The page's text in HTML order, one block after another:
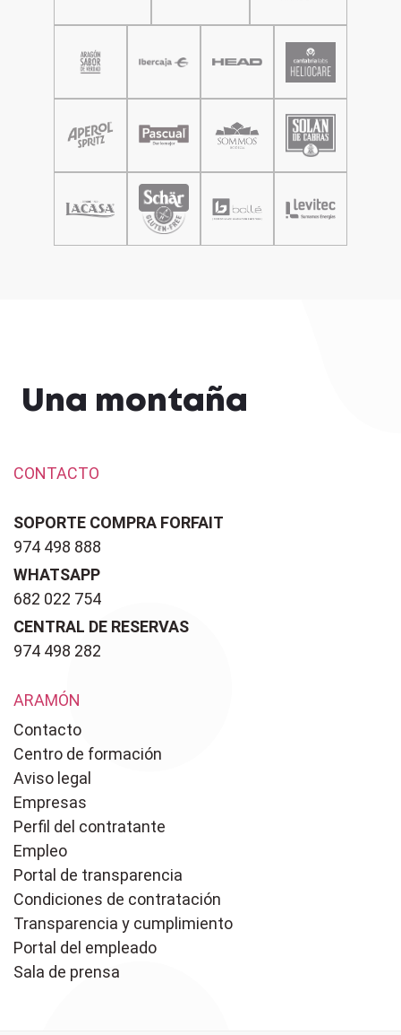
Una montaña
CONTACTO
SOPORTE COMPRA FORFAIT
974 498 888
WHATSAPP
682 022 754
CENTRAL DE RESERVAS
974 498 282
ARAMÓN
Contacto
Centro de formación
Aviso legal
Empresas
Perfil del contratante
Empleo
Portal de transparencia
Condiciones de contratación
Transparencia y cumplimiento
Portal del empleado
Sala de prensa